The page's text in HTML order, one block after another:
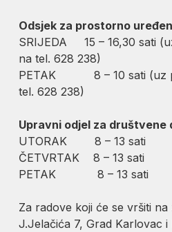
Odsjek za prostorno
SRIJEDA 15 – 16,30 sati
na tel. 628 238)
PETAK 8 – 10 sati (uz
tel. 628 238)
Upravni odjel za društvene
UTORAK 8 – 13 sati
ČETVRTAK 8 – 13 sati
PETAK 8 – 13 sati
Za radove koji će se vršiti
J.Jelačića 7, Grad Karlovac